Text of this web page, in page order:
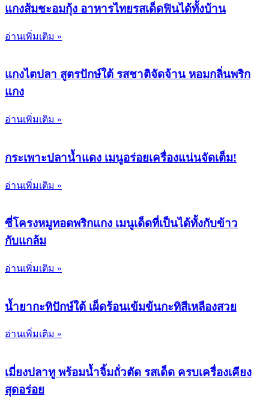
แกงส้มชะอมกุ้ง อาหารไทยรสเด็ดฟินได้ทั้งบ้าน
อ่านเพิ่มเติม »
แกงไตปลา สูตรปักษ์ใต้ รสชาติจัดจ้าน หอมกลิ่นพริก
แกง
อ่านเพิ่มเติม »
กระเพาะปลาน้ำแดง เมนูอร่อยเครื่องแน่นจัดเต็ม!
อ่านเพิ่มเติม »
ซี่โครงหมูทอดพริกแกง เมนูเด็ดที่เป็นได้ทั้งกับข้าว
กับแกล้ม
อ่านเพิ่มเติม »
น้ำยากะทิปักษ์ใต้ เผ็ดร้อนเข้มข้นกะทิสีเหลืองสวย
อ่านเพิ่มเติม »
เมี่ยงปลาทู พร้อมน้ำจิ้มถั่วตัด รสเด็ด ครบเครื่องเคียง
สุดอร่อย